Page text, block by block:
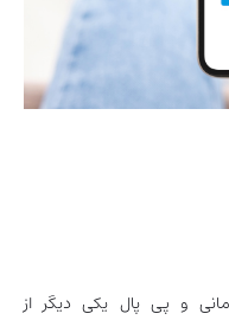
و پی پال یکی دیگر از